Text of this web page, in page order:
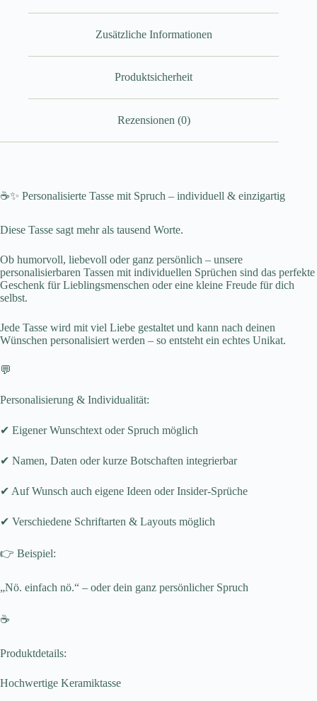
Zusätzliche Informationen
Produktsicherheit
Rezensionen (0)
☕✨ Personalisierte Tasse mit Spruch – individuell & einzigartig
Diese Tasse sagt mehr als tausend Worte.
Ob humorvoll, liebevoll oder ganz persönlich – unsere
personalisierbaren Tassen mit individuellen Sprüchen sind das perfekte
Geschenk für Lieblingsmenschen oder eine kleine Freude für dich
selbst.
Jede Tasse wird mit viel Liebe gestaltet und kann nach deinen
Wünschen personalisiert werden – so entsteht ein echtes Unikat.
💬
Personalisierung & Individualität:
✔ Eigener Wunschtext oder Spruch möglich
✔ Namen, Daten oder kurze Botschaften integrierbar
✔ Auf Wunsch auch eigene Ideen oder Insider-Sprüche
✔ Verschiedene Schriftarten & Layouts möglich
👉 Beispiel:
„Nö. einfach nö.“ – oder dein ganz persönlicher Spruch
☕
Produktdetails:
Hochwertige Keramiktasse